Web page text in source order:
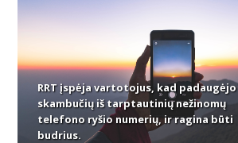
RRT įspėja vartotojus, kad padaugėjo
skambučių iš tarptautinių nežinomų
telefono ryšio numerių, ir ragina būti
budrius.